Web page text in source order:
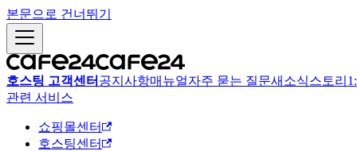
본문으로 건너뛰기
호스팅 고객센터 공지사항매뉴얼자주 묻는 질문새소식스토리
관련 서비스
쇼핑몰센터
호스팅센터